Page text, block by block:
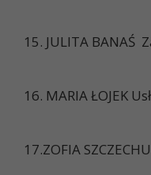
15. JULITA BANAŚ
16. MARIA ŁOJEK
17.ZOFIA